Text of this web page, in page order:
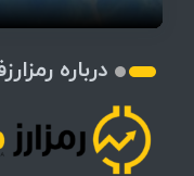
درباره